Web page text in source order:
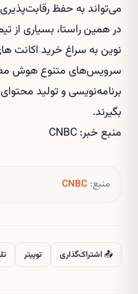
می‌تواند به حفظ
در همین راستا، بسیاری از
نوین به سراغخرید اکانت
سرویس‌های متنوع هوش
برنامه‌نویسی و تولید
بگیرند.
منبع خبر: CNBC
منبع: CNBC
📤 اشتراک‌گذاری توییتر